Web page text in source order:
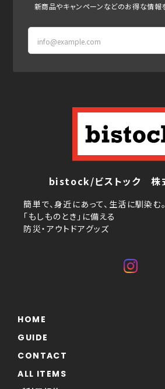
新商品やキャンペーンなどのお得な情報
bistock/ビストック 株
簡単で、身近にあって、生活に馴染む。
「もしものとき」に備える
防災・アウトドアグッズ
HOME
GUIDE
CONTACT
ALL ITEMS